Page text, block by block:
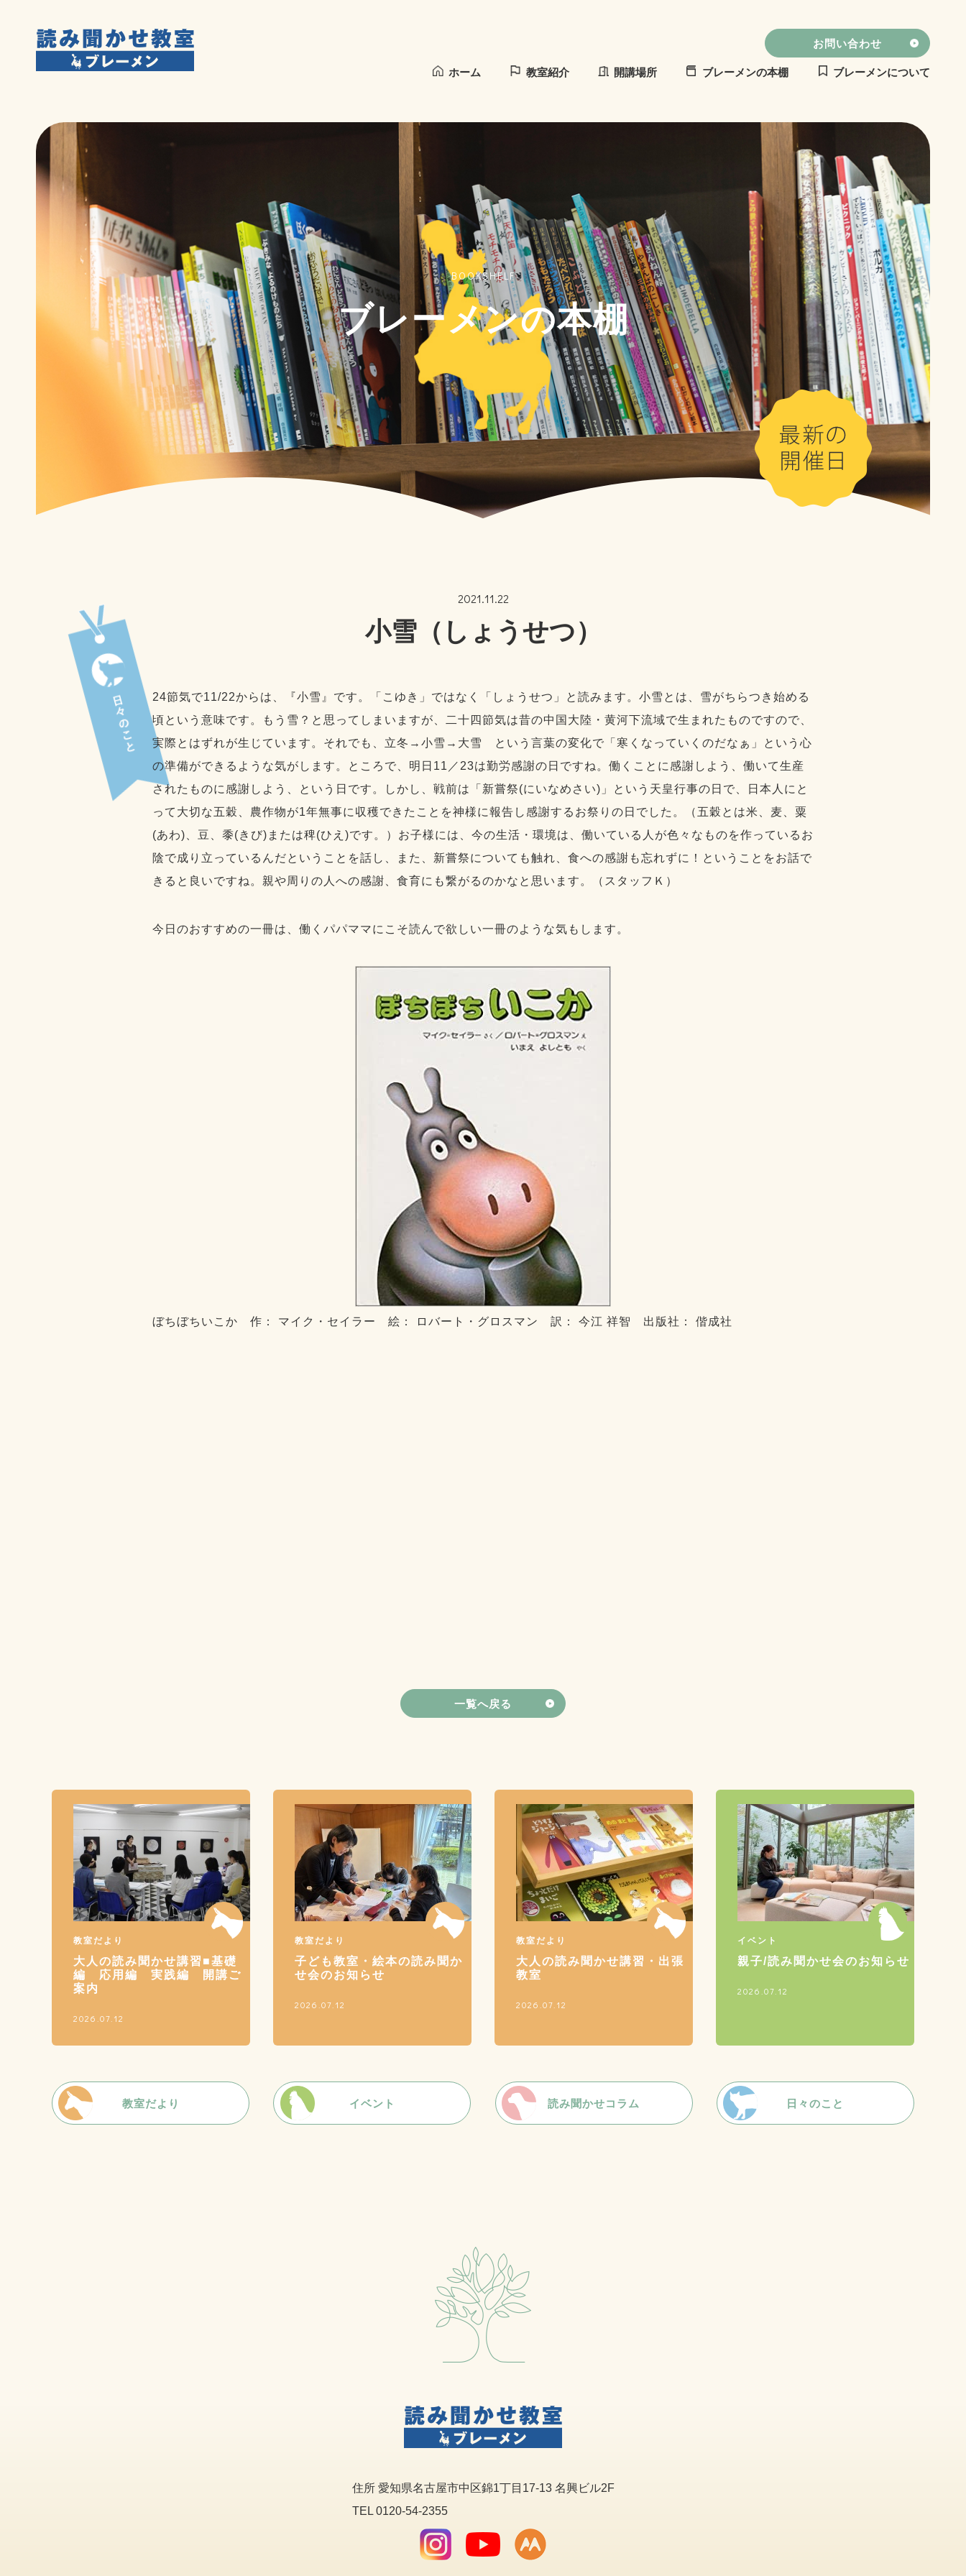
お問い合わせ
ホーム 教室紹介 開講場所 ブレーメンの本棚 ブレーメンについて
BOOKSHELF
ブレーメンの本棚
2021.11.22
小雪（しょうせつ）
24節気で11/22からは、『小雪』です。「こゆき」ではなく「しょうせつ」と読みます。小雪とは、雪がちらつき始める
頃という意味です。もう雪？と思ってしまいますが、二十四節気は昔の中国大陸・黄河下流域で生まれたものですので、
実際とはずれが生じています。それでも、立冬→小雪→大雪 という言葉の変化で「寒くなっていくのだなぁ」という心
の準備ができるような気がします。ところで、明日11／23は勤労感謝の日ですね。働くことに感謝しよう、働いて生産
されたものに感謝しよう、という日です。しかし、戦前は「新嘗祭(にいなめさい)」という天皇行事の日で、日本人にと
って大切な五穀、農作物が1年無事に収穫できたことを神様に報告し感謝するお祭りの日でした。（五穀とは米、麦、粟
(あわ)、豆、黍(きび)または稗(ひえ)です。）お子様には、今の生活・環境は、働いている人が色々なものを作っているお
陰で成り立っているんだということを話し、また、新嘗祭についても触れ、食への感謝も忘れずに！ということをお話で
きると良いですね。親や周りの人への感謝、食育にも繋がるのかなと思います。（スタッフＫ）
今日のおすすめの一冊は、働くパパママにこそ読んで欲しい一冊のような気もします。
ぼちぼちいこか 作： マイク・セイラー 絵： ロバート・グロスマン 訳： 今江 祥智 出版社： 偕成社
一覧へ戻る
教室だより
大人の読み聞かせ講習■基礎
編 応用編 実践編 開講ご
案内
2026.07.12
教室だより
子ども教室・絵本の読み聞か
せ会のお知らせ
2026.07.12
教室だより
大人の読み聞かせ講習・出張
教室
2026.07.12
イベント
親子/読み聞かせ会のお知らせ
2026.07.12
教室だより イベント 読み聞かせコラム 日々のこと
住所 愛知県名古屋市中区錦1丁目17-13 名興ビル2F
TEL 0120-54-2355